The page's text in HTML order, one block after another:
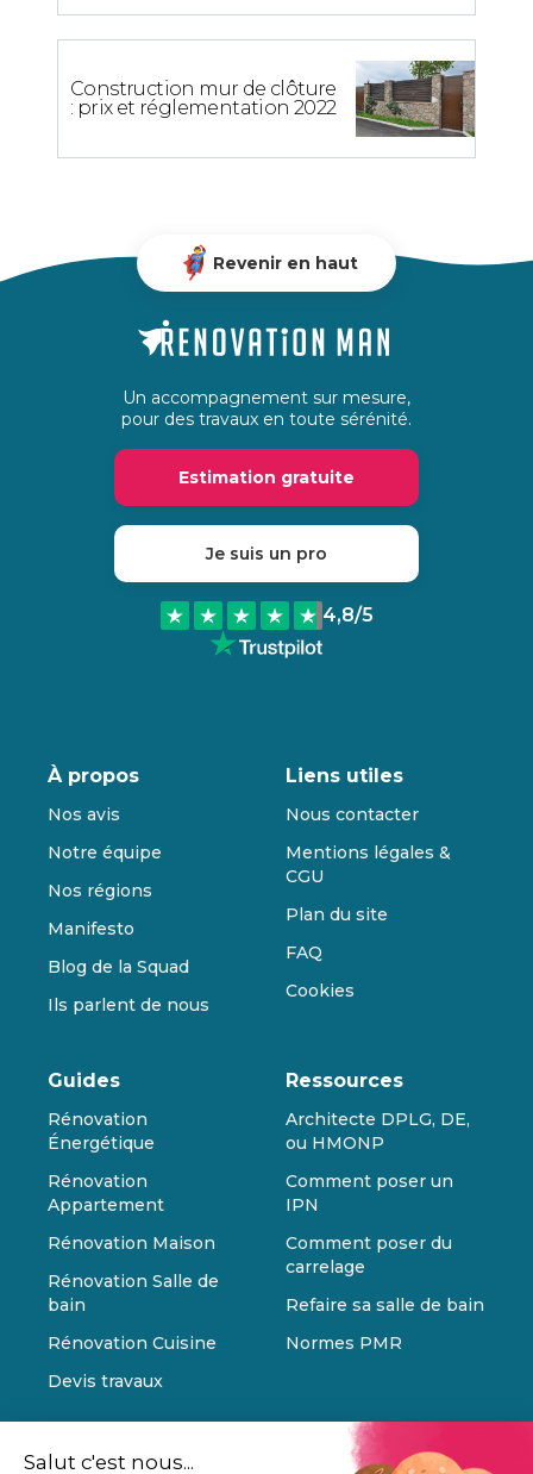
Salut c'est nous...
Construction mur de clôture
: prix et réglementation 2022
Revenir en haut
Un accompagnement sur mesure,
pour des travaux en toute sérénité.
Estimation gratuite
Je suis un pro
4,8/5
À propos
Nos avis
Notre équipe
Nos régions
Manifesto
Blog de la Squad
Ils parlent de nous
Liens utiles
Nous contacter
Mentions légales &
CGU
Plan du site
FAQ
Cookies
Guides
Rénovation
Énergétique
Rénovation
Appartement
Rénovation Maison
Rénovation Salle de
bain
Rénovation Cuisine
Devis travaux
Ressources
Architecte DPLG, DE,
ou HMONP
Comment poser un
IPN
Comment poser du
carrelage
Refaire sa salle de bain
Normes PMR